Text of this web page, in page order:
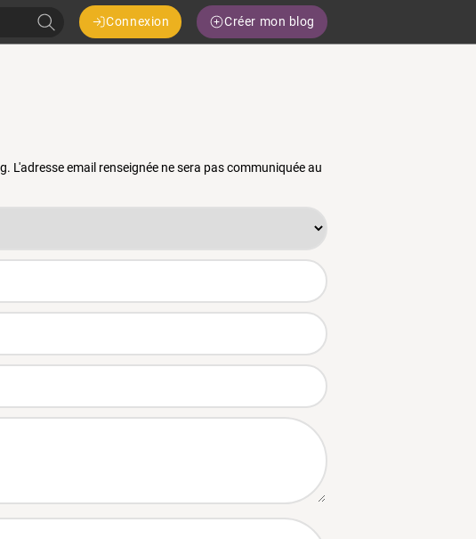
Connexion Créer mon blog
L'adresse email renseignée ne sera pas communiquée au